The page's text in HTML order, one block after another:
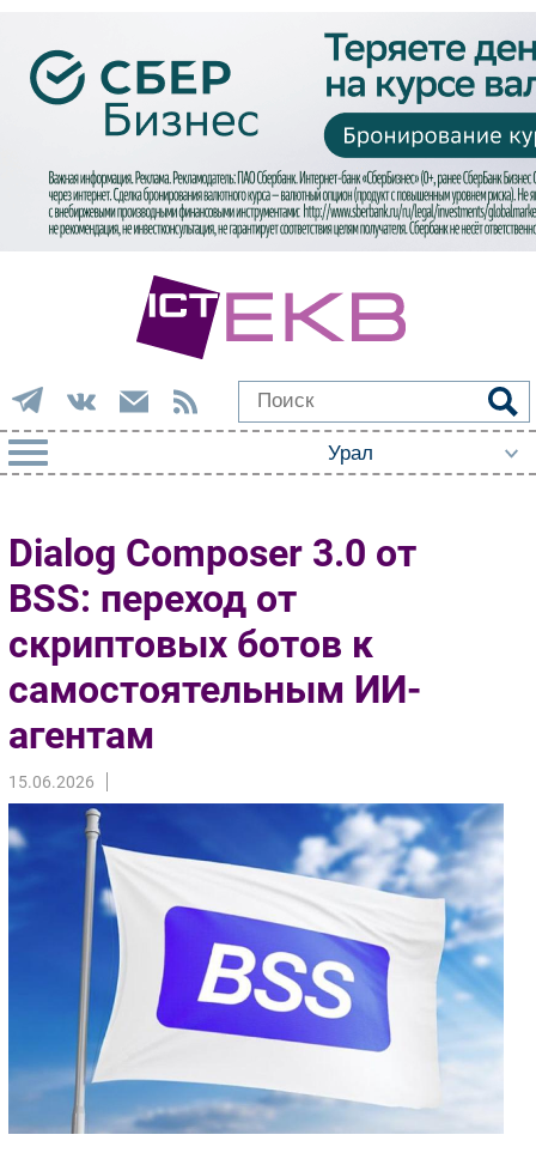
Импорто­замещение
Автоматизация Промышленности
Интернет
Мобильная связь
Фиксированная связь
Интеграция
Рынок ПК
Маркетинг
Торговые сети
Оборудование
Outsourcing
Кадры
Регулирование
Финансы
Web
Безопасность
Инновации
Dialog Composer 3.0 от
BSS: переход от
скриптовых ботов к
самостоятельным ИИ-
агентам
15.06.2026